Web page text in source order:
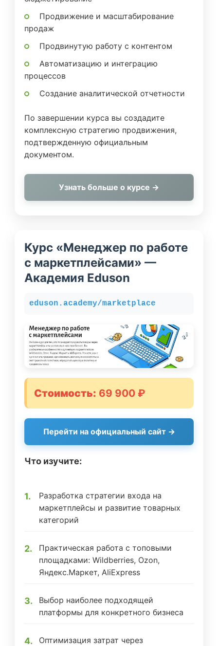
Продвижение и масштабирование
продаж
Продвинутую работу с контентом
Автоматизацию и интеграцию
процессов
Создание аналитической отчетности
По завершении курса вы создадите
комплексную стратегию продвижения,
подтвержденную официальным
документом.
Узнать больше о курсе →
Курс «Менеджер по работе
с маркетплейсами» —
Академия Eduson
eduson.academy/marketplace
Стоимость: 69 900 ₽
Перейти на официальный сайт →
Что изучите:
Разработка стратегии входа на
маркетплейсы и развитие товарных
категорий
Практическая работа с топовыми
площадками: Wildberries, Ozon,
Яндекс.Маркет, AliExpress
Выбор наиболее подходящей
платформы для конкретного бизнеса
Оптимизация затрат через